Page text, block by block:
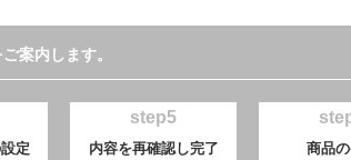
案内します。
定
step5
内容を再確認し完了 商品